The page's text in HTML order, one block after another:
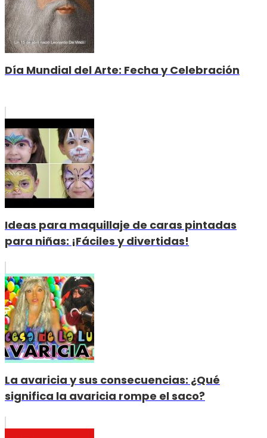
Día Mundial del Arte: Fecha y Celebración
Ideas para maquillaje de caras pintadas
para niñas: ¡Fáciles y divertidas!
La avaricia y sus consecuencias: ¿Qué
significa la avaricia rompe el saco?